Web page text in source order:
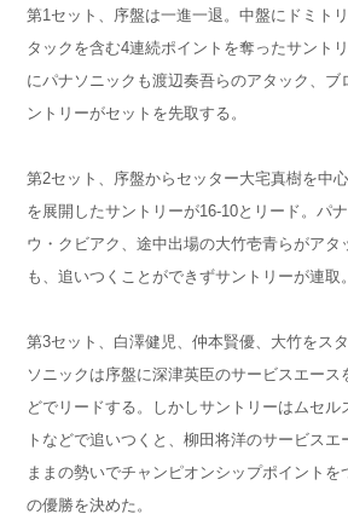
第1セット、序盤は一進一退。中盤にドミト
タックを含む4連続ポイントを奪ったサント
にパナソニックも渡辺奏吾らのアタック、ブ
ントリーがセットを先取する。
第2セット、序盤からセッター大宅真樹を中
を展開したサントリーが16-10とリード。パ
ウ・クビアク、途中出場の大竹壱青らがアタ
も、追いつくことができずサントリーが連取。
第3セット、白澤健児、仲本賢優、大竹をス
ソニックは序盤に深津英臣のサービスエース
どでリードする。しかしサントリーはムセル
トなどで追いつくと、柳田将洋のサービス
ままの勢いでチャンピオンシップポイントを
の優勝を決めた。